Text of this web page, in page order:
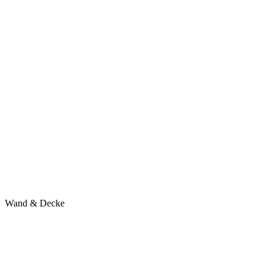
Wand & Decke